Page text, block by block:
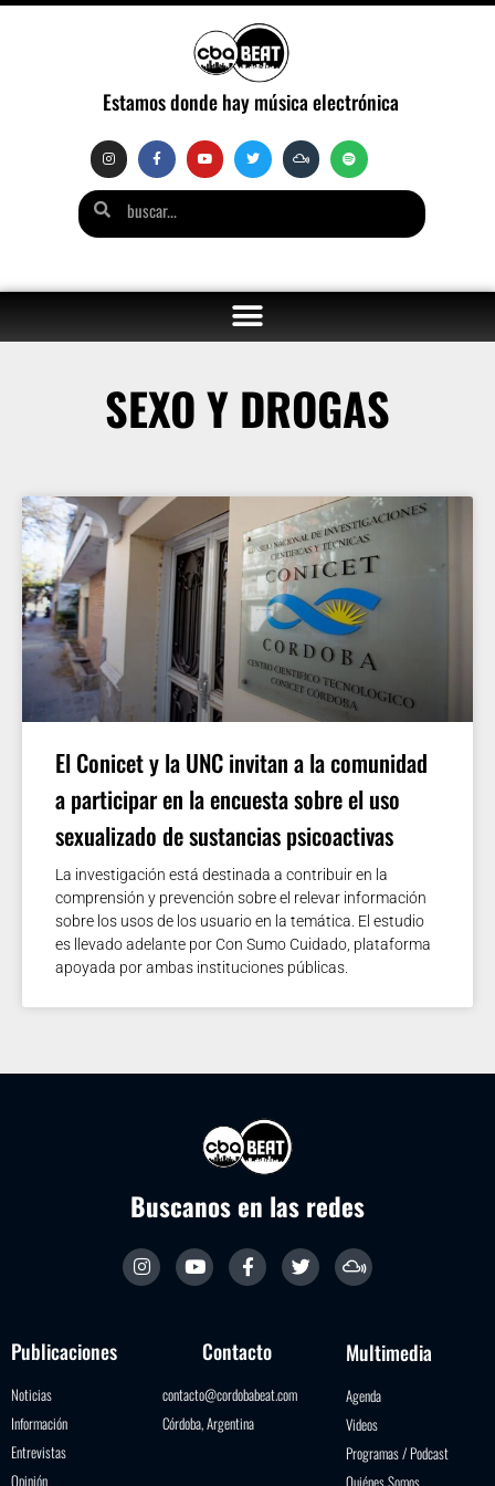
Estamos donde hay música electrónica
SEXO Y DROGAS
El Conicet y la UNC invitan a la comunidad
a participar en la encuesta sobre el uso
sexualizado de sustancias psicoactivas
La investigación está destinada a contribuir en la
comprensión y prevención sobre el relevar información
sobre los usos de los usuario en la temática. El estudio
es llevado adelante por Con Sumo Cuidado, plataforma
apoyada por ambas instituciones públicas.
Buscanos en las redes
Publicaciones
Noticias
Información
Entrevistas
Opinión
Contacto
contacto@cordobabeat.com
Córdoba, Argentina
Multimedia
Agenda
Videos
Programas / Podcast
Quiénes Somos